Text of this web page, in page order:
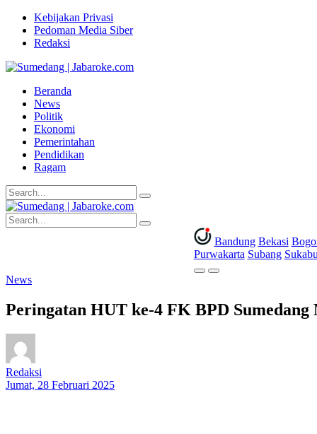
Kebijakan Privasi
Pedoman Media Siber
Redaksi
Beranda
News
Politik
Ekonomi
Pemerintahan
Pendidikan
Ragam
Bandung Bekasi
Purwakarta Subang
News
Peringatan HUT ke-4 FK BPD
Redaksi
Jumat, 28 Februari 2025